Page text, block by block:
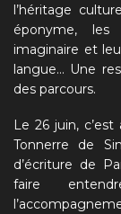
l’héritage
éponyme, les
imaginaire et
langue… Une
des parcours.
Le 26 juin,
Tonnerre de
d’écriture de
faire